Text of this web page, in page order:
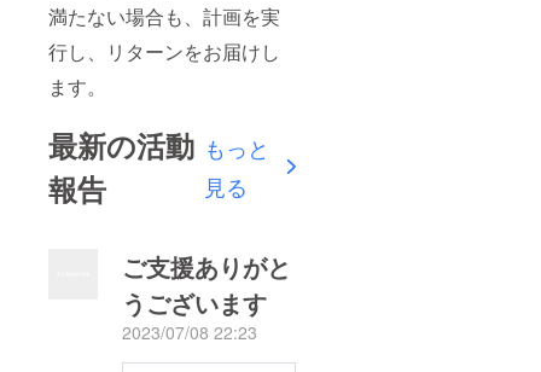
満たない場合も、計画を実
行し、リターンをお届けし
ます。
最新の活動
報告
もっと
見る
ご支援ありがと
うございます
2023/07/08 22:23